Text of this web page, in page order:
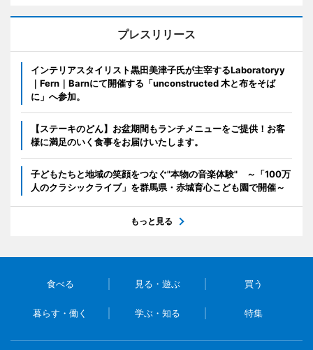
プレスリリース
インテリアスタイリスト黒田美津子氏が主宰するLaboratoryy
｜Fern｜Barnにて開催する「unconstructed 木と布をそば
に」へ参加。
【ステーキのどん】お盆期間もランチメニューをご提供！お客
様に満足のいく食事をお届けいたします。
子どもたちと地域の笑顔をつなぐ"本物の音楽体験" ～「100万
人のクラシックライブ」を群馬県・赤城育心こども園で開催～
もっと見る
食べる 見る・遊ぶ 買う
暮らす・働く 学ぶ・知る 特集